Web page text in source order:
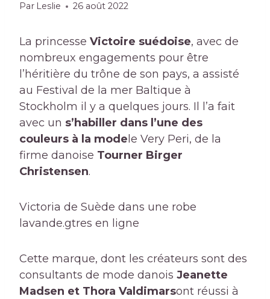
Par Leslie 26 août 2022
La princesse Victoire suédoise, avec de
nombreux engagements pour être
l’héritière du trône de son pays, a assisté
au Festival de la mer Baltique à
Stockholm il y a quelques jours. Il l’a fait
avec un s’habiller dans l’une des
couleurs à la mode le Very Peri, de la
firme danoise Tourner Birger
Christensen.
Victoria de Suède dans une robe
lavande.gtres en ligne
Cette marque, dont les créateurs sont des
consultants de mode danois Jeanette
Madsen et Thora Valdimarsont réussi à